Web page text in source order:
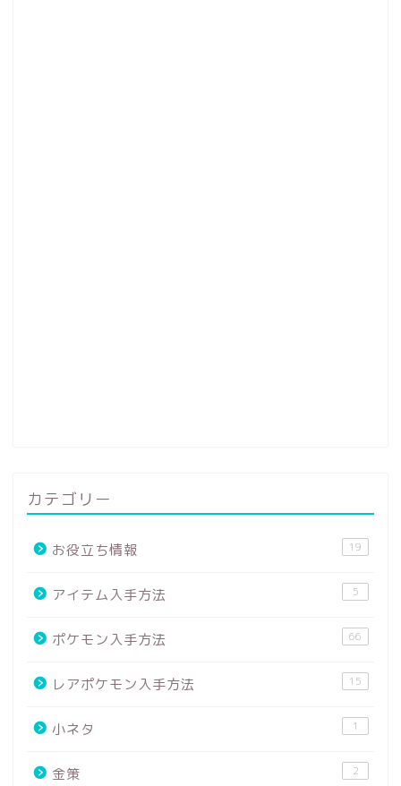
カテゴリー
お役立ち情報 19
アイテム入手方法 5
ポケモン入手方法 66
レアポケモン入手方法 15
小ネタ 1
金策 2